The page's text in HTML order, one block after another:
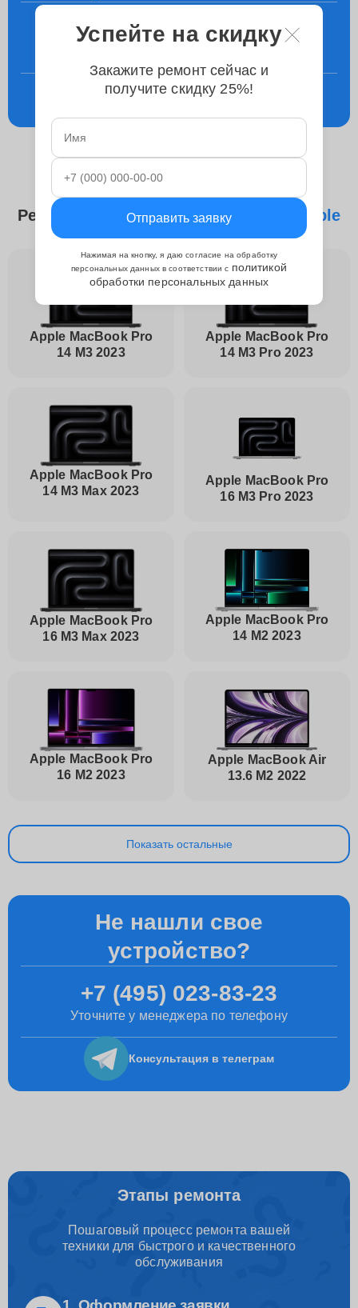
+7 (495) 023-83-23
Консультацияв телеграм
Ремонтируем следующие модели Apple
Apple MacBook Pro
14 M3 2023
Apple MacBook Pro
14 M3 Pro 2023
Apple MacBook Pro
14 M3 Max 2023
Apple MacBook Pro
16 M3 Pro 2023
Apple MacBook Pro
16 M3 Max 2023
Apple MacBook Pro
14 M2 2023
Apple MacBook Pro
16 M2 2023
Apple MacBook Air
13.6 M2 2022
Показать остальные
Не нашли свое
устройство?
+7 (495) 023-83-23
Уточните у менеджера по телефону
Консультация в телеграм
Этапы ремонта
Пошаговый процесс ремонта вашей
техники для быстрого и качественного
обслуживания
Успейте на скидку
Закажите ремонт сейчас и
получите скидку 25%!
Отправить заявку
Нажимая на кнопку, я даю согласие на обработку
персональных данных в соответствии с политикой
обработки персональных данных